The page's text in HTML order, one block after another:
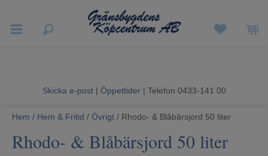
Sommarrea
Vitvaror
Hushållsapparater
Skicka e-post | Öppettider| Telefon 0433-141 00
Hem / Hem & Fritid / Övrigt / Rhodo- & Blåbärsjord 50 liter
Rhodo- & Blåbärsjord 50 liter